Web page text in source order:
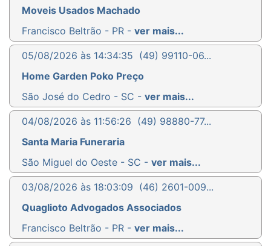
Moveis Usados Machado
Francisco Beltrão - PR - ver mais...
05/08/2026 às 14:34:35 (49) 99110-06...
Home Garden Poko Preço
São José do Cedro - SC - ver mais...
04/08/2026 às 11:56:26 (49) 98880-77...
Santa Maria Funeraria
São Miguel do Oeste - SC - ver mais...
03/08/2026 às 18:03:09 (46) 2601-009...
Quaglioto Advogados Associados
Francisco Beltrão - PR - ver mais...